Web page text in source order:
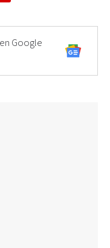
Google